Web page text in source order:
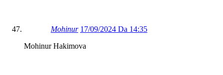
Mohinur 17/09/2024 Da 14:35
Mohinur Hakimova